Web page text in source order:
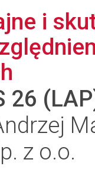
i
26
z o.o.